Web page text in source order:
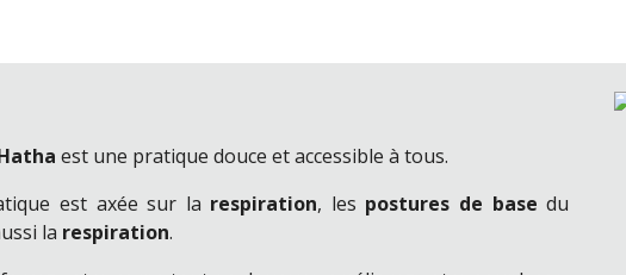
est une pratique douce et accessible à tous.
est axée sur la respiration, les postures de base du
la respiration.